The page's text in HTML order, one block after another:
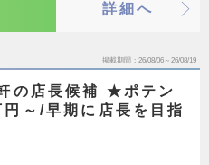
詳細へ
掲載期間 26/08/06～26/08/19
の店長候補 ★ポテン
～/早期に店長を目指